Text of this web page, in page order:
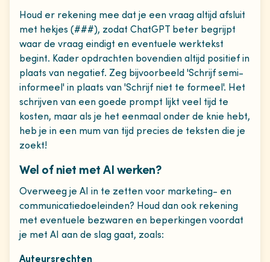
Houd er rekening mee dat je een vraag altijd afsluit
met hekjes (###), zodat ChatGPT beter begrijpt
waar de vraag eindigt en eventuele werktekst
begint. Kader opdrachten bovendien altijd positief in
plaats van negatief. Zeg bijvoorbeeld 'Schrijf semi-
informeel' in plaats van 'Schrijf niet te formeel'. Het
schrijven van een goede prompt lijkt veel tijd te
kosten, maar als je het eenmaal onder de knie hebt,
heb je in een mum van tijd precies de teksten die je
zoekt!
Wel of niet met AI werken?
Overweeg je AI in te zetten voor marketing- en
communicatiedoeleinden? Houd dan ook rekening
met eventuele bezwaren en beperkingen voordat
je met AI aan de slag gaat, zoals:
Auteursrechten